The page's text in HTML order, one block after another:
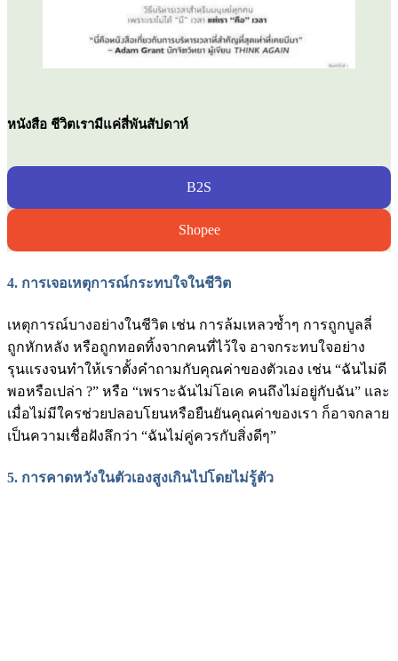
หนังสือ ชีวิตเรามีแค่สี่พันสัปดาห์
B2S
Shopee
4. การเจอเหตุการณ์กระทบใจในชีวิต
เหตุการณ์บางอย่างในชีวิต เช่น การล้มเหลวซ้ำๆ การถูกบูลลี่
ถูกหักหลัง หรือถูกทอดทิ้งจากคนที่ไว้ใจ อาจกระทบใจอย่าง
รุนแรงจนทำให้เราตั้งคำถามกับคุณค่าของตัวเอง เช่น “ฉันไม่ดี
พอหรือเปล่า ?” หรือ “เพราะฉันไม่โอเค คนถึงไม่อยู่กับฉัน” และ
เมื่อไม่มีใครช่วยปลอบโยนหรือยืนยันคุณค่าของเรา ก็อาจกลาย
เป็นความเชื่อฝังลึกว่า “ฉันไม่คู่ควรกับสิ่งดีๆ”
5. การคาดหวังในตัวเองสูงเกินไปโดยไม่รู้ตัว